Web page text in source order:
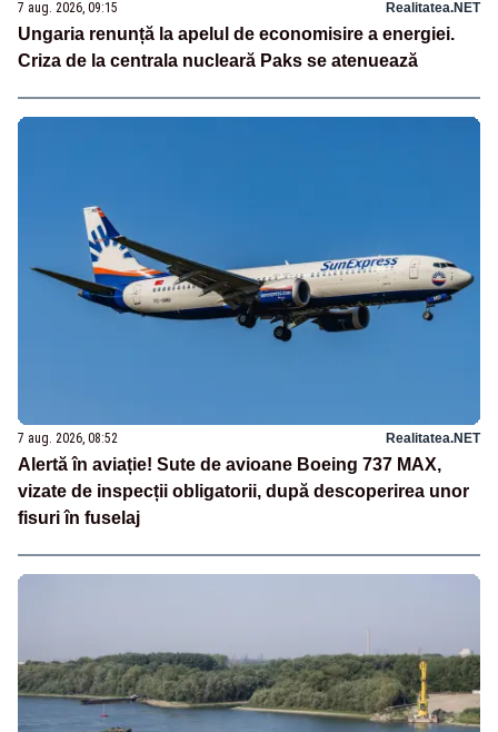
7 aug. 2026, 09:15 Realitatea.NET
Ungaria renunță la apelul de economisire a energiei.
Criza de la centrala nucleară Paks se atenuează
7 aug. 2026, 08:52 Realitatea.NET
Alertă în aviație! Sute de avioane Boeing 737 MAX,
vizate de inspecții obligatorii, după descoperirea unor
fisuri în fuselaj